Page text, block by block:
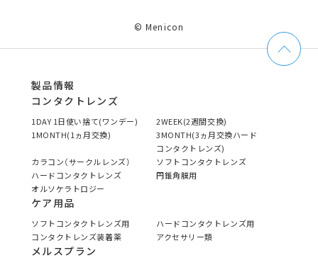
© Menicon
製品情報
コンタクトレンズ
1DAY 1日使い捨て(ワンデー)
2WEEK(2週間交換)
1MONTH(1ヵ月交換)
3MONTH(3ヵ月交換ハード
コンタクトレンズ)
カラコン（サークルレンズ）
ソフトコンタクトレンズ
ハードコンタクトレンズ
円錐角膜用
オルソケラトロジー
ケア用品
ソフトコンタクトレンズ用
ハードコンタクトレンズ用
コンタクトレンズ装着薬
アクセサリー類
メルスプラン